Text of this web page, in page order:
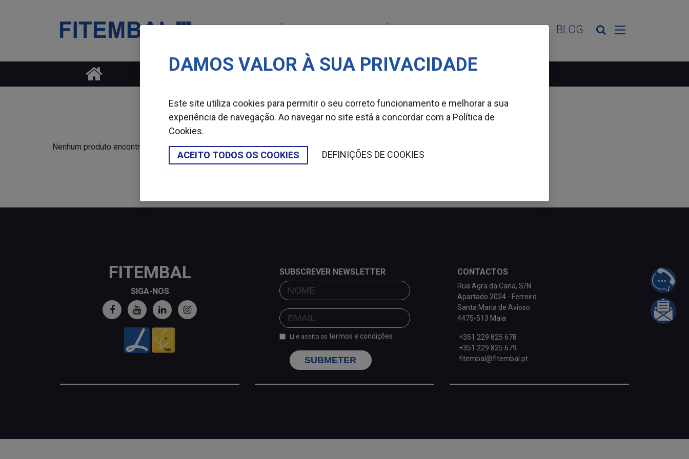
Saltar para o conteï¿½do principal da pï¿½gina
MÁQUINAS CONSUMÍVEIS SETORES DE ATIVIDADE BLOG
Nenhum produto encontrado.
FITEMBAL
SIGA-NOS
SUBSCREVER NEWSLETTER
Li e aceito os termos e condições
SUBMETER
CONTACTOS
Rua Agra da Cana, S/N
Apartado 2024 - Ferreiró
Santa Maria de Avioso
4475-513 Maia
+351 229 825 678
+351 229 825 679
fitembal@fitembal.pt
FALE
DAMOS VALOR À SUA PRIVACIDADE
Este site utiliza cookies para permitir o seu correto funcionamento e melhorar a sua
experiência de navegação. Ao navegar no site está a concordar com a Política de
Cookies.
ACEITO TODOS OS COOKIES DEFINIÇÕES DE COOKIES